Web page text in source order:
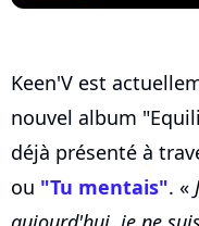
Keen'V est
nouvel album
déjà présenté à
ou "Tu mentais". «